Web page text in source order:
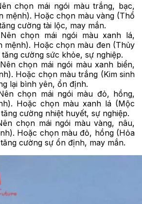
chọn mái ngói màu trắng, bạc,
mệnh). Hoặc chọn màu vàng (Thổ
cường tài lộc, may mắn.
chọn mái ngói màu xanh lá,
mệnh). Hoặc chọn màu đen (Thủy
cường sức khỏe, sự nghiệp.
chọn mái ngói màu xanh biển,
Hoặc chọn màu trắng (Kim sinh
lại bình yên, ổn định.
chọn mái ngói màu đỏ, hồng,
Hoặc chọn màu xanh lá (Mộc
cường nhiệt huyết, sự nghiệp.
chọn mái ngói màu vàng, nâu,
Hoặc chọn màu đỏ, hồng (Hỏa
cường sự ổn định, may mắn.